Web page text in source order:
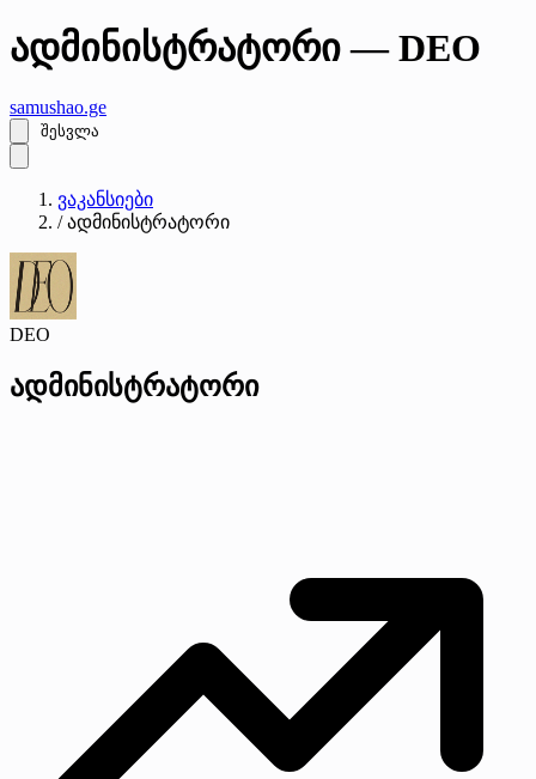
ადმინისტრატორი — DEO
samushao.ge
შესვლა
ვაკანსიები
/ ადმინისტრატორი
DEO
ადმინისტრატორი